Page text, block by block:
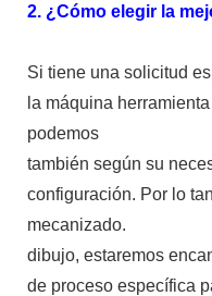
2. ¿Cómo elegir la
Si tiene una solicitud
la máquina
podemos
también según su
configuración. Por lo
mecanizado.
dibujo, estaremos
de proceso específica